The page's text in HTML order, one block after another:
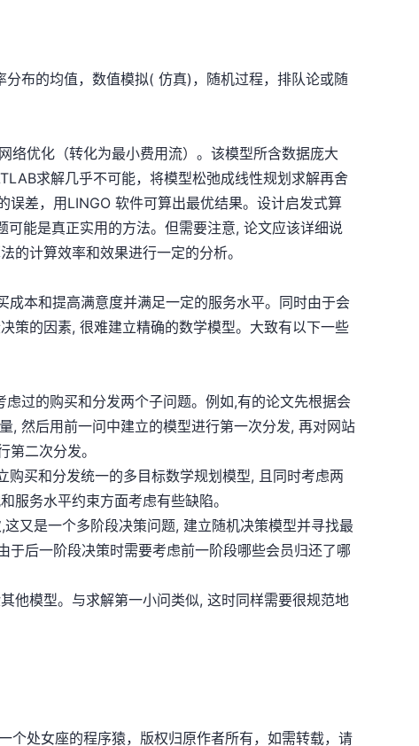
布的均值，数值模拟( 仿真)，随机过程，排队论或随
优化（转化为最小费用流）。该模型所含数据庞大
求解几乎不可能，将模型松弛成线性规划求解再舍
误差，用LINGO 软件可算出最优结果。设计启发式算
能是真正实用的方法。但需要注意, 论文应该详细说
的计算效率和效果进行一定的分析。
本和提高满意度并满足一定的服务水平。同时由于会
策的因素, 很难建立精确的数学模型。大致有以下一些
过的购买和分发两个子问题。例如,有的论文先根据会
, 然后用前一问中建立的模型进行第一次分发, 再对网站
二次分发。
买和分发统一的多目标数学规划模型, 且同时考虑两
服务水平约束方面考虑有些缺陷。
又是一个多阶段决策问题, 建立随机决策模型并寻找最
后一阶段决策时需要考虑前一阶段哪些会员归还了哪
他模型。与求解第一小问类似, 这时同样需要很规范地
处女座的程序猿，版权归原作者所有，如需转载，请